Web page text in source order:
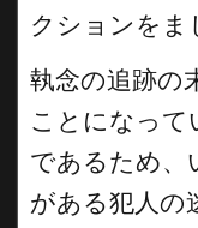
クションをま
執念の追跡の
ことになって
であるため、
がある犯人の